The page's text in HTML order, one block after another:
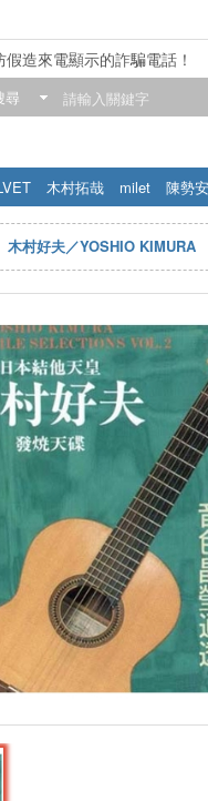
假造來電顯示的詐騙電話！
門市營業時間調整公告】
尋
木村拓哉 milet
陳勢安
木村好夫／YOSHIO KIMURA